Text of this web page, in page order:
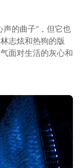
的曲子“，但它也
志炫和热狗的版
面对生活的灰心和